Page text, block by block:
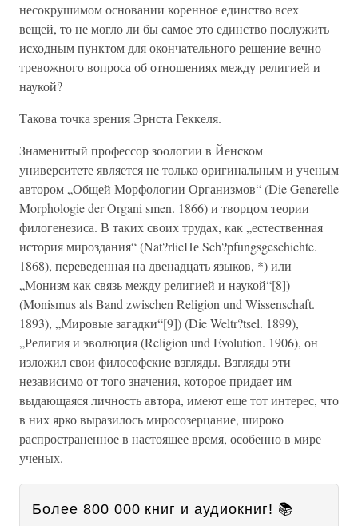
несокрушимом основании коренное единство всех
вещей, то не могло ли бы самое это единство послужить
исходным пунктом для окончательного решение вечно
тревожного вопроса об отношениях между религией и
наукой?
Такова точка зрения Эрнста Геккеля.
Знаменитый профессор зоологии в Йенском
университете является не только оригинальным и ученым
автором „Общей Морфологии Организмов“ (Die Generelle
Morphologie der Organi smen. 1866) и творцом теории
филогенезиса. В таких своих трудах, как „естественная
история мироздания“ (Nat?rlicНе Sch?pfungsgeschichte.
1868), переведенная на двенадцать языков, *) или
„Монизм как связь между религией и наукой“[8])
(Monismus als Band zwischen Religion und Wissenschaft.
1893), „Мировые загадки“[9]) (Die Weltr?tsel. 1899),
„Религия и эволюция (Religion und Evolution. 1906), он
изложил свои философские взгляды. Взгляды эти
независимо от того значения, которое придает им
выдающаяся личность автора, имеют еще тот интерес, что
в них ярко выразилось миросозерцание, широко
распространенное в настоящее время, особенно в мире
ученых.
Более 800 000 книг и аудиокниг! 📚